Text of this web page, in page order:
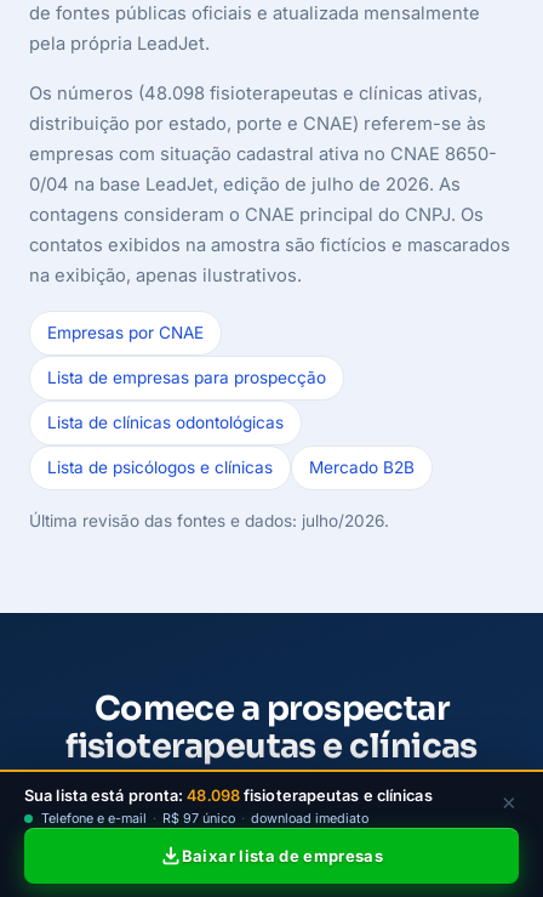
de fontes públicas oficiais e atualizada mensalmente
pela própria LeadJet.
Os números (48.098 fisioterapeutas e clínicas ativas,
distribuição por estado, porte e CNAE) referem-se às
empresas com situação cadastral ativa no CNAE 8650-
0/04 na base LeadJet, edição de julho de 2026. As
contagens consideram o CNAE principal do CNPJ. Os
contatos exibidos na amostra são fictícios e mascarados
na exibição, apenas ilustrativos.
Empresas por CNAE
Lista de empresas para prospecção
Lista de clínicas odontológicas
Lista de psicólogos e clínicas Mercado B2B
Última revisão das fontes e dados: julho/2026.
Comece a prospectar
fisioterapeutas e clínicas
Escolha um plano da LeadJet para filtrar
fisioterapeutas e clínicas ativas por estado, cidade e
porte, baixar contatos e iniciar a prospecção B2B
com mais clareza.
Sua lista está pronta:48.098fisioterapeutas e clínicas
Telefone e e-mail · R$ 97 único · download imediato
Baixar lista de empresas
×